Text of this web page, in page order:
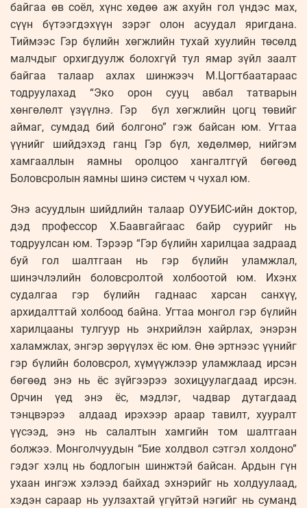
байгаа өв соёл, хүнс хөдөө аж ахуйн гол үндэс мах,
сүүн бүтээгдэхүүн зэрэг олон асуудал яригдана.
Тиймээс Гэр бүлийн хөгжлийн тухай хуулийн төсөлд
малчдыг орхигдуулж болохгүй тул ямар зүйл заалт
байгаа талаар ахлах шинжээч М.Цогтбаатараас
тодруулахад “Эко орон сууц авбал татварын
хөнгөлөлт үзүүлнэ. Гэр бүл хөгжлийн цогц төвийг
аймаг, сумдад бий болгоно” гэж байсан юм. Угтаа
үүнийг шийдэхэд ганц Гэр бүл, хөдөлмөр, нийгэм
хамгааллын яамны оролцоо хангалтгүй бөгөөд
Боловсролын яамны шинэ систем ч чухал юм.
Энэ асуудлын шийдлийн талаар ОУУБИС-ийн доктор,
дэд профессор Х.Баавгайгаас байр суурийг нь
тодруулсан юм. Тэрээр “Гэр бүлийн харилцаа задраад
буй гол шалтгаан нь гэр бүлийн уламжлал,
шинэчлэлийн боловсролтой холбоотой юм. Ихэнх
судалгаа гэр бүлийн гаднаас харсан санхүү,
архидалттай холбоод байна. Угтаа монгол гэр бүлийн
харилцааны тулгуур нь энхрийлэн хайрлах, энэрэн
халамжлах, энгэр зөрүүлэх ёс юм. Өнө эртнээс үүнийг
гэр бүлийн боловсрол, хүмүүжлээр уламжлаад ирсэн
бөгөөд энэ нь ёс зүйгээрээ зохицуулагдаад ирсэн.
Орчин үед энэ ёс, мэдлэг, чадвар дутагдаад
тэнцвэрээ алдаад ирэхээр араар тавилт, хууралт
үүсээд, энэ нь салалтын хамгийн том шалтгаан
болжээ. Монголчуудын “Бие холдвол сэтгэл холдоно”
гэдэг хэлц нь бодлогын шинжтэй байсан. Ардын гүн
ухаан ингэж хэлээд байхад эхнэрийг нь холдуулаад,
хэдэн сараар нь уулзахтай үгүйтэй нэгийг нь суманд